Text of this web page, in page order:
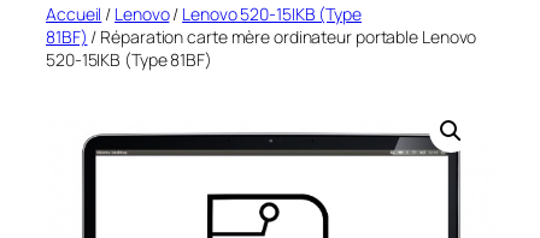
Accueil / Lenovo/ Lenovo 520-15IKB (Type
81BF) / Réparation carte mère ordinateur portable Lenovo
520-15IKB (Type 81BF)